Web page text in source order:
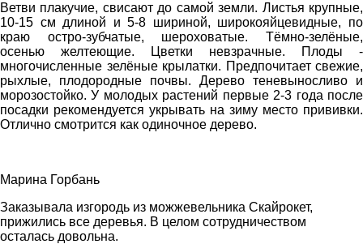
Ветви плакучие, свисают до самой земли. Листья крупные,
10-15 см длиной и 5-8 шириной, широкояйцевидные, по
краю остро-зубчатые, шероховатые. Тёмно-зелёные,
осенью желтеющие. Цветки невзрачные. Плоды -
многочисленные зелёные крылатки. Предпочитает свежие,
рыхлые, плодородные почвы. Дерево теневыносливо и
морозостойко. У молодых растений первые 2-3 года после
посадки рекомендуется укрывать на зиму место прививки.
Отлично смотрится как одиночное дерево.
Марина Горбань
Заказывала изгородь из можжевельника Скайрокет,
прижились все деревья. В целом сотрудничеством
осталась довольна.